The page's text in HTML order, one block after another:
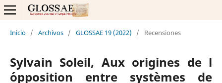
Inicio / Archivos / GLOSSAE 19 (2022) / Recensiones
Sylvain Soleil, Aux origines de l
´opposition entre systèmes de